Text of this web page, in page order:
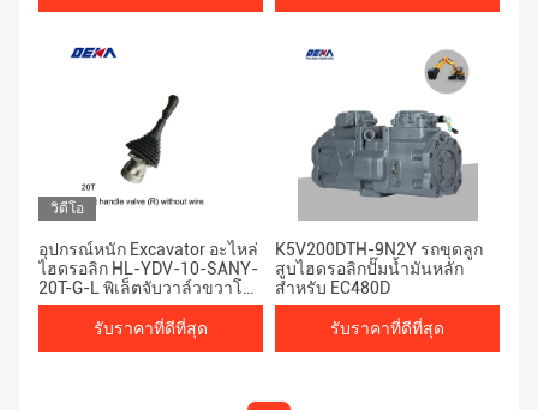
วิดีโอ
อุปกรณ์หนัก Excavator อะไหล่
ไฮดรอลิก HL-YDV-10-SANY-
20T-G-L พิเล็ตจับวาล์วขวาโดย
ไม่ต้องสาย
รับราคาที่ดีที่สุด
K5V200DTH-9N2Y รถขุดลูก
สูบไฮดรอลิกปั๊มน้ำมันหลัก
สำหรับ EC480D
รับราคาที่ดีที่สุด